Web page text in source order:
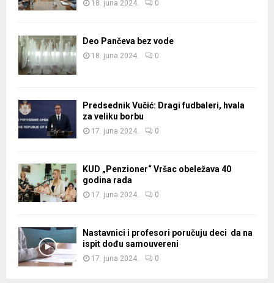
18. juna 2024. 0
Deo Pančeva bez vode
18. juna 2024. 0
Predsednik Vučić: Dragi fudbaleri, hvala
za veliku borbu
17. juna 2024. 0
KUD „Penzioner“ Vršac obeležava 40
godina rada
17. juna 2024. 0
Nastavnici i profesori poručuju deci da na
ispit dođu samouvereni
17. juna 2024. 0